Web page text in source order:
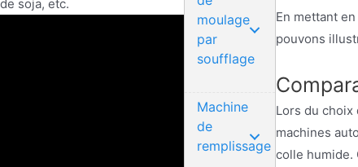
de soja, etc.
moulage
par
soufflage
Machine
de
remplissage
En mettant
pouvons
Lors du choix
machines
colle humide.